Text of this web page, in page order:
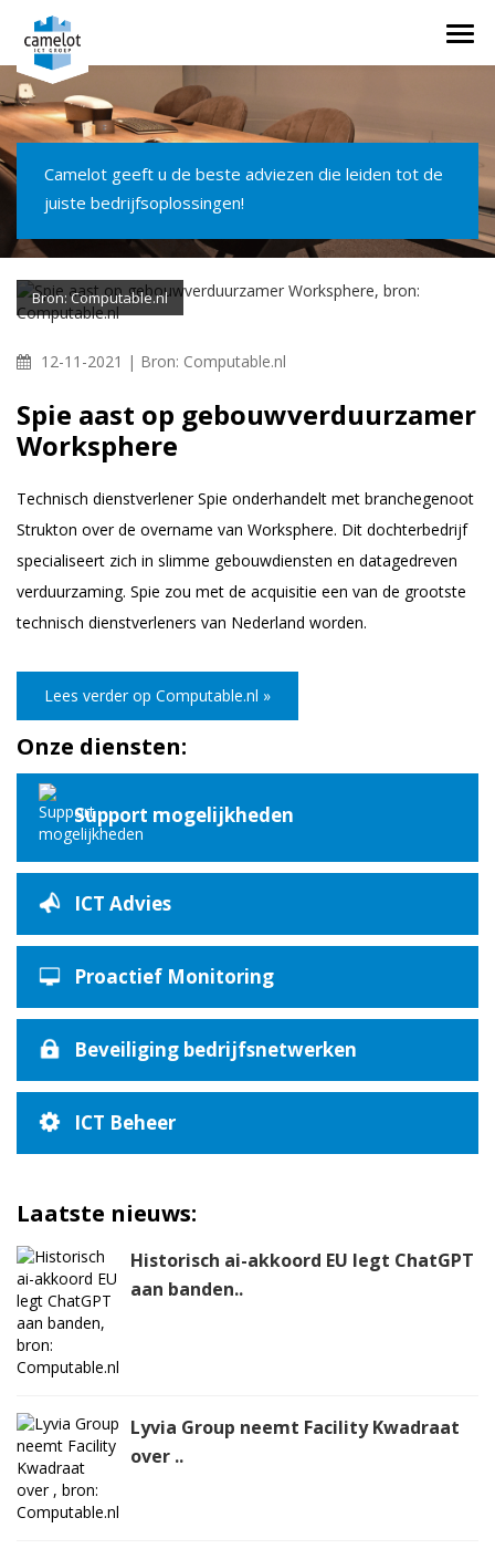
Camelot geeft u de beste adviezen die leiden tot de
juiste bedrijfsoplossingen!
Bron: Computable.nl
12-11-2021 | Bron: Computable.nl
Spie aast op gebouwverduurzamer
Worksphere
Technisch dienstverlener Spie onderhandelt met branchegenoot
Strukton over de overname van Worksphere. Dit dochterbedrijf
specialiseert zich in slimme gebouwdiensten en datagedreven
verduurzaming. Spie zou met de acquisitie een van de grootste
technisch dienstverleners van Nederland worden.
Lees verder op Computable.nl »
Onze diensten:
Support mogelijkheden
ICT Advies
Proactief Monitoring
Beveiliging bedrijfsnetwerken
ICT Beheer
Laatste nieuws:
Historisch ai-akkoord EU legt ChatGPT
aan banden..
Lyvia Group neemt Facility Kwadraat
over ..